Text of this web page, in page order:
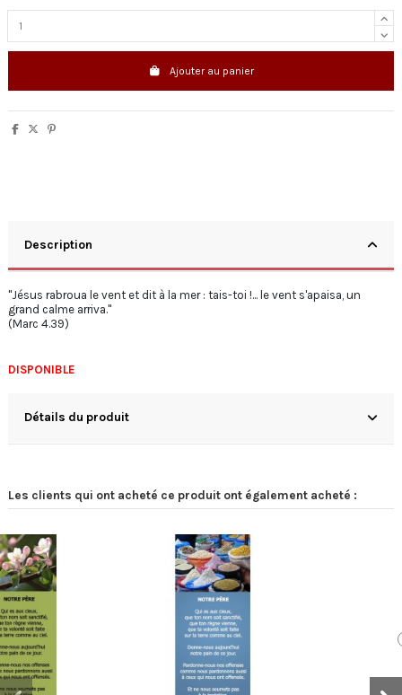
Ajouter au panier
Description
"Jésus rabroua le vent et dit à la mer : tais-toi !... le vent s'apaisa, un
grand calme arriva."
(Marc 4.39)
DISPONIBLE
Détails du produit
Les clients qui ont acheté ce produit ont également acheté :